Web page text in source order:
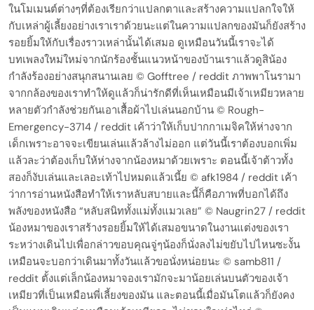
ในโมเมนต์ต่างๆที่ต้องเรียกว่าแปลกตาและสร้างความแปลกใจให้
กับเหล่าผู้เลี้ยงอย่างเราเราด้วยนะแต่ในความแปลกของมันก็ยังสร้าง
รอยยิ้มให้กับเรื่องราวเหล่านั้นได้เสมอ ดูเหมือนวันนี้เราจะได้
บทเพลงใหม่ใหม่จากนักร้องชั้นแนวหน้าของบ้านเราแล้วดูสิน้อง
กำลังร้องอย่างสนุกสนานเลย © Gofftree / reddit ภาพพาโนรามา
จากกล้องของเราทำให้ดูแล้วก็น่ารักดีที่เห็นเหมือนมีเจ้าเหมียวหลาย
หลายตัวกำลังช่วยกันเอาเสื้อผ้าไปเล่นนอกบ้าน © Rough-
Emergency-3714 / reddit เค้าว่าให้เก็บปากกาเมจิคให้ห่างจาก
เด็กเพราะอาจจะเขียนเล่นแล้วล้างไม่ออก แต่วันนี้เราต้องบอกเพิ่ม
แล้วละว่าต้องเก็บให้ห่างจากน้องหมาด้วยเพราะ ตอนนี้เจ้าต้าวทั้ง
สองก็งับเล่นและเลอะเท้าไปหมดแล้วเนี้ย © afk1984 / reddit เค้า
ว่าการอ่านหนังสือทำให้เราหลับสบายและนี้ก็คือภาพที่บอกได้ถึง
พลังของหนังสือ “หลับสนิททั้งแม่ทั้งแมวเลย” © Naugrin27 / reddit
น้องหมาของเราสร้างรอยยิ้มให้ได้เสมอขนาดในงานแต่งของเรา
ระหว่างเดินไปเพื่อกล่าวขอบคุณจู่ๆน้องก็นั่งลงไม่ขยับไปไหนซะงั้น
เหมือนจะบอกว่าเดินมาทั้งวันแล้วขอนั่งหน่อยนะ © samb811 /
reddit ตั้งแต่เล็กน้องหมาจองเรามักจะมาน้อยเล่นบนตัวของเจ้า
เหมียวที่เป็นเหมือนพี่เลี้ยงของมัน และตอนนี้เมื่อมันโตแล้วก็ยังคง